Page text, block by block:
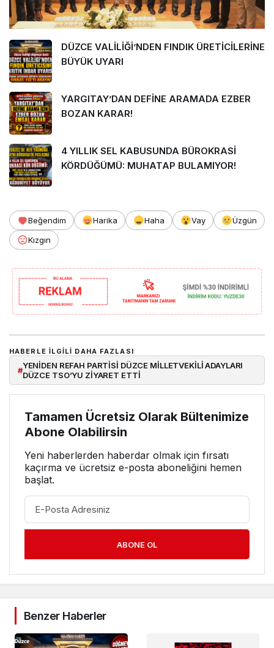
DÜZCE VALİLİĞİ’NDEN FINDIK ÜRETİCİLERİNE
BÜYÜK UYARI
YARGITAY’DAN DEFİNE ARAMADA EZBER
BOZAN KARAR!
4 YILLIK SEL KABUSUNDA BÜROKRASİ
KÖRDÜĞÜMÜ: MUHATAP BULAMIYOR!
Beğendim Harika Haha Vay
Üzgün
Kızgın
HABERLE ILGILI DAHA FAZLASI
#YENİDEN REFAH PARTİSİ DÜZCE MİLLETVEKİLİ ADAYLARI
DÜZCE TSO’YU ZİYARET ETTİ
Tamamen Ücretsiz Olarak Bültenimize
Abone Olabilirsin
Yeni haberlerden haberdar olmak için fırsatı
kaçırma ve ücretsiz e-posta aboneliğini hemen
başlat.
ABONE OL
Benzer Haberler